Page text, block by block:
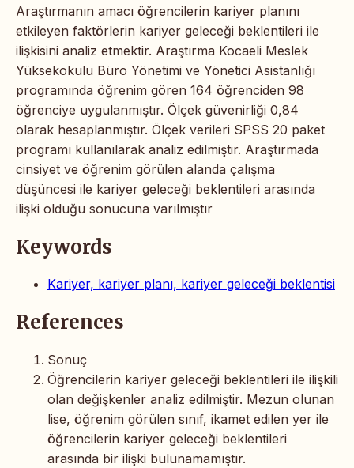
Araştırmanın amacı öğrencilerin kariyer planını
etkileyen faktörlerin kariyer geleceği beklentileri ile
ilişkisini analiz etmektir. Araştırma Kocaeli Meslek
Yüksekokulu Büro Yönetimi ve Yönetici Asistanlığı
programında öğrenim gören 164 öğrenciden 98
öğrenciye uygulanmıştır. Ölçek güvenirliği 0,84
olarak hesaplanmıştır. Ölçek verileri SPSS 20 paket
programı kullanılarak analiz edilmiştir. Araştırmada
cinsiyet ve öğrenim görülen alanda çalışma
düşüncesi ile kariyer geleceği beklentileri arasında
ilişki olduğu sonucuna varılmıştır
Keywords
Kariyer, kariyer planı, kariyer geleceği beklentisi
References
Sonuç
Öğrencilerin kariyer geleceği beklentileri ile ilişkili
olan değişkenler analiz edilmiştir. Mezun olunan
lise, öğrenim görülen sınıf, ikamet edilen yer ile
öğrencilerin kariyer geleceği beklentileri
arasında bir ilişki bulunamamıştır.